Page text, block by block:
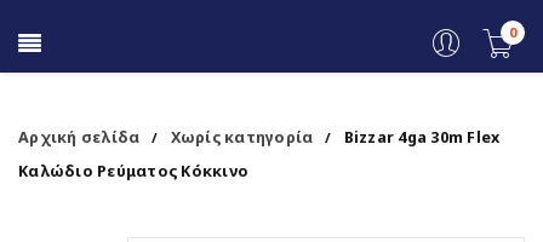
0
Αρχική σελίδα / Χωρίς κατηγορία /
Bizzar 4ga 30m Flex
Καλώδιο Ρεύματος Κόκκινο